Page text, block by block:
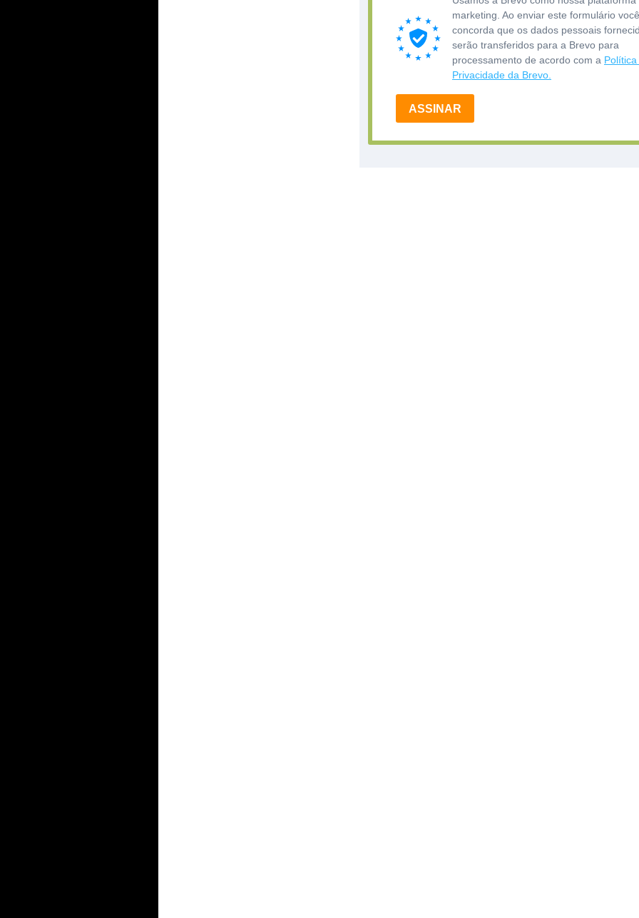
marketing. Ao enviar este formulário você
concorda que os dados pessoais
serão transferidos para a Brevo para
processamento de acordo com a
Privacidade da Brevo.
ASSINAR